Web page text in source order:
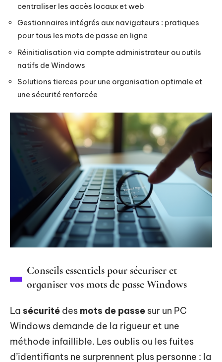
centraliser les accès locaux et web
Gestionnaires intégrés aux navigateurs : pratiques
pour tous les mots de passe en ligne
Réinitialisation via compte administrateur ou outils
natifs de Windows
Solutions tierces pour une organisation optimale et
une sécurité renforcée
Conseils essentiels pour sécuriser et
organiser vos mots de passe Windows
La sécurité des mots de passe sur un PC
Windows demande de la rigueur et une
méthode infaillible. Les oublis ou les fuites
d’identifiants ne surprennent plus personne : la